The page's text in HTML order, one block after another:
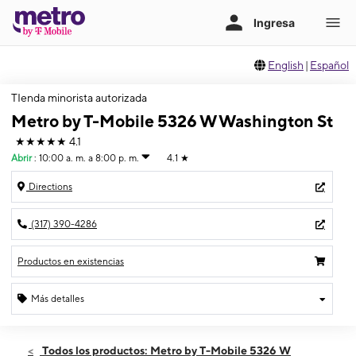
English | Español
TIenda minorista autorizada
Metro by T-Mobile 5326 W Washington St
★★★★★ 4.1
Abrir : 10:00 a. m. a 8:00 p. m. 4.1 ★
Directions
(317) 390-4286
Productos en existencias
Más detalles
Viernes:10:00 a. m. a 8:00 p. m.
Todos los productos: Metro by T-Mobile 5326 W